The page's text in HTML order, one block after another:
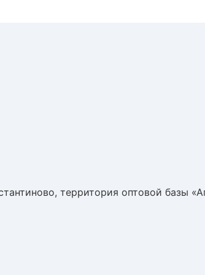
территория оптовой базы